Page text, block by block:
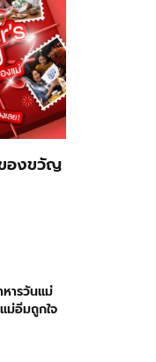
องขวัญ
หารวันแม่
ม่อิ่มถูกใจ